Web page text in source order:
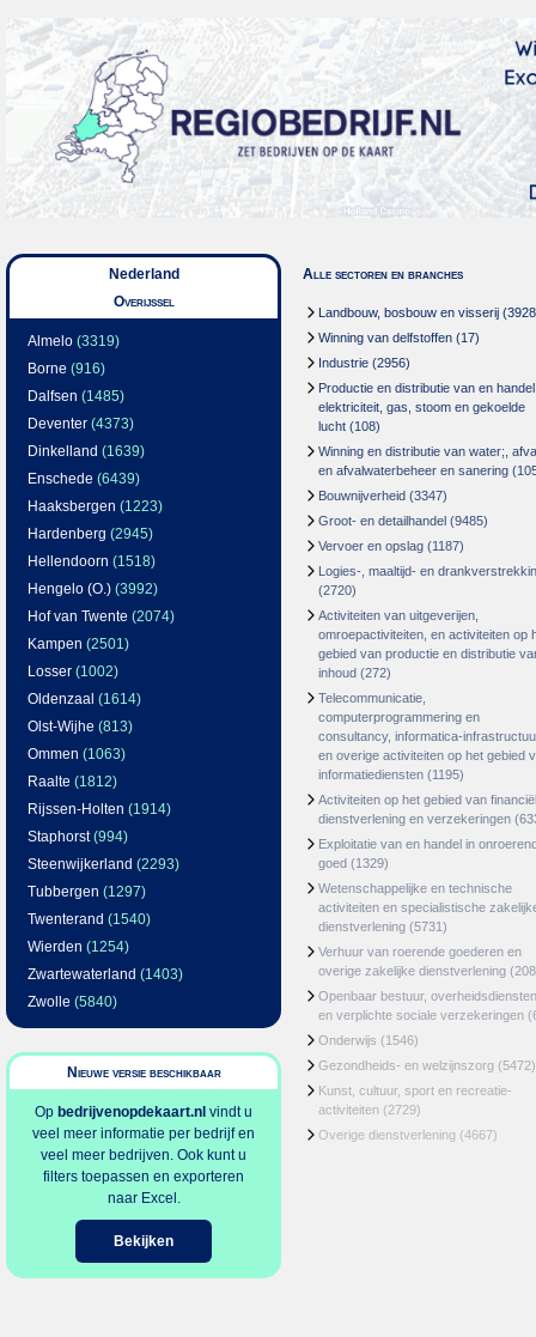
Nederland
Overijssel
Almelo (3319)
Borne (916)
Dalfsen (1485)
Deventer (4373)
Dinkelland (1639)
Enschede (6439)
Haaksbergen (1223)
Hardenberg (2945)
Hellendoorn (1518)
Hengelo (O.) (3992)
Hof van Twente (2074)
Kampen (2501)
Losser (1002)
Oldenzaal (1614)
Olst-Wijhe (813)
Ommen (1063)
Raalte (1812)
Rijssen-Holten (1914)
Staphorst(994)
Steenwijkerland (2293)
Tubbergen (1297)
Twenterand (1540)
Wierden (1254)
Zwartewaterland (1403)
Zwolle (5840)
Nieuwe versie beschikbaar
Op bedrijvenopdekaart.nl vindt u
veel meer informatie per bedrijf en
veel meer bedrijven. Ook kunt u
filters toepassen en exporteren
naar Excel.
Bekijken
Alle sectoren en branches
Landbouw, bosbouw en visserij
Winning van delfstoffen (17)
Industrie (2956)
Productie en distributie van en
elektriciteit, gas, stoom en gekoelde
lucht (108)
Winning en distributie van water;,
en afvalwaterbeheer en sanering
Bouwnijverheid (3347)
Groot- en detailhandel (9485)
Vervoer en opslag (1187)
Logies-, maaltijd- en
(2720)
Activiteiten van uitgeverijen,
omroepactiviteiten, en activiteiten op
gebied van productie en distributie
inhoud (272)
Telecommunicatie,
computerprogrammering en
consultancy, informatica-
en overige activiteiten op het gebied
informatiediensten (1195)
Activiteiten op het gebied van
dienstverlening en verzekeringen
Exploitatie van en handel in
goed (1329)
Wetenschappelijke en technische
activiteiten en specialistische
dienstverlening (5731)
Verhuur van roerende goederen en
overige zakelijke dienstverlening
Openbaar bestuur, overheidsdiensten
en verplichte sociale verzekeringen
Onderwijs (1546)
Gezondheids- en welzijnszorg (5472)
Kunst, cultuur, sport en recreatie-
activiteiten (2729)
Overige dienstverlening (4667)